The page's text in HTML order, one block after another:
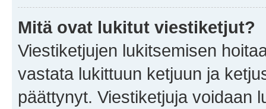
Mitä ovat lukitut viestiketjut?
Viestiketjujen lukitsemisen
vastata lukittuun ketjuun ja
päättynyt. Viestiketjuja voidaan